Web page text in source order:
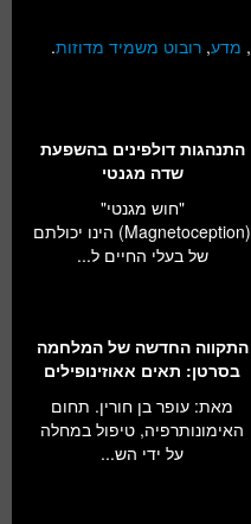
, מדע, רובוט משמיד מדוזות.
התנהגות דולפינים בהשפעת
שדה מגנטי
"חוש מגנטי"
(Magnetoception) הינו יכולתם
של בעלי החיים ל...
התקווה החדשה של המלחמה
בסרטן: תאים אאוזינופילים
מאת: עופר בן חורין. תחום
האימונותרפיה, טיפול במחלה
על ידי הש...